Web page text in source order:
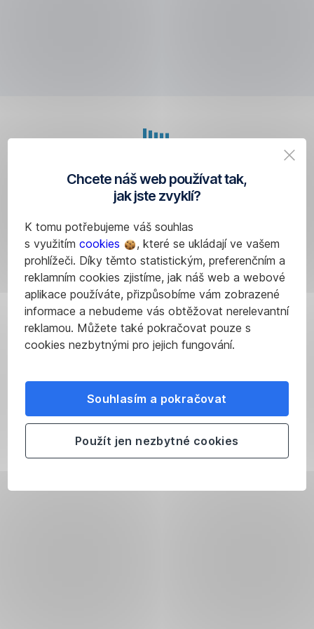
Chcete náš web používat tak,
jak jste zvyklí?
K tomu potřebujeme váš souhlas
s využitím cookies
, které se ukládají ve vašem
prohlížeči. Díky těmto statistickým, preferenčním a
reklamním cookies zjistíme, jak náš web a webové
aplikace používáte, přizpůsobíme vám zobrazené
informace a nebudeme vás obtěžovat nerelevantní
reklamou. Můžete také pokračovat pouze s
cookies nezbytnými pro jejich fungování.
Souhlasím a pokračovat
Použít jen nezbytné cookies
Načítání aplikace